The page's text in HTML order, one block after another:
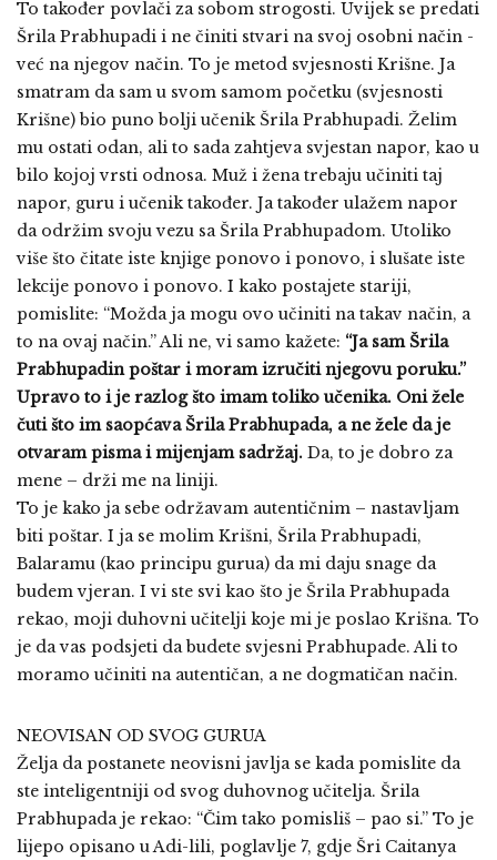
To također povlači za sobom strogosti. Uvijek se predati
Šrila Prabhupadi i ne činiti stvari na svoj osobni način -
već na njegov način. To je metod svjesnosti Krišne. Ja
smatram da sam u svom samom početku (svjesnosti
Krišne) bio puno bolji učenik Šrila Prabhupadi. Želim
mu ostati odan, ali to sada zahtjeva svjestan napor, kao u
bilo kojoj vrsti odnosa. Muž i žena trebaju učiniti taj
napor, guru i učenik također. Ja također ulažem napor
da održim svoju vezu sa Šrila Prabhupadom. Utoliko
više što čitate iste knjige ponovo i ponovo, i slušate iste
lekcije ponovo i ponovo. I kako postajete stariji,
pomislite: “Možda ja mogu ovo učiniti na takav način, a
to na ovaj način.” Ali ne, vi samo kažete: “Ja sam Šrila
Prabhupadin poštar i moram izručiti njegovu poruku.”
Upravo to i je razlog što imam toliko učenika. Oni žele
čuti što im saopćava Šrila Prabhupada, a ne žele da je
otvaram pisma i mijenjam sadržaj. Da, to je dobro za
mene – drži me na liniji.
To je kako ja sebe održavam autentičnim – nastavljam
biti poštar. I ja se molim Krišni, Šrila Prabhupadi,
Balaramu (kao principu gurua) da mi daju snage da
budem vjeran. I vi ste svi kao što je Šrila Prabhupada
rekao, moji duhovni učitelji koje mi je poslao Krišna. To
je da vas podsjeti da budete svjesni Prabhupade. Ali to
moramo učiniti na autentičan, a ne dogmatičan način.
NEOVISAN OD SVOG GURUA
Želja da postanete neovisni javlja se kada pomislite da
ste inteligentniji od svog duhovnog učitelja. Šrila
Prabhupada je rekao: “Čim tako pomisliš – pao si.” To je
lijepo opisano u Adi-lili, poglavlje 7, gdje Šri Caitanya